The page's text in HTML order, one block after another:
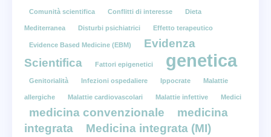
Comunità scientifica Conflitti di interesse Dieta
Mediterranea Disturbi psichiatrici Effetto terapeutico
Evidence Based Medicine (EBM)
Evidenza
Scientifica
Fattori epigenetici genetica
Genitorialità Infezioni ospedaliere Ippocrate Malattie
allergiche Malattie cardiovascolari Malattie infettive Medici
medicina convenzionale
medicina
integrata
Medicina integrata (MI)